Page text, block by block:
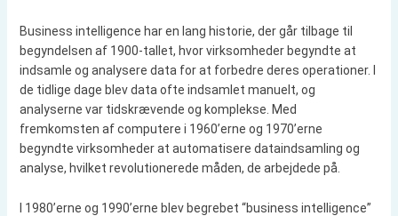
Business intelligence har en lang historie, der går tilbage til
begyndelsen af 1900-tallet, hvor virksomheder begyndte at
indsamle og analysere data for at forbedre deres operationer. I
de tidlige dage blev data ofte indsamlet manuelt, og
analyserne var tidskrævende og komplekse. Med
fremkomsten af computere i 1960’erne og 1970’erne
begyndte virksomheder at automatisere dataindsamling og
analyse, hvilket revolutionerede måden, de arbejdede på.
I 1980’erne og 1990’erne blev begrebet “business intelligence”